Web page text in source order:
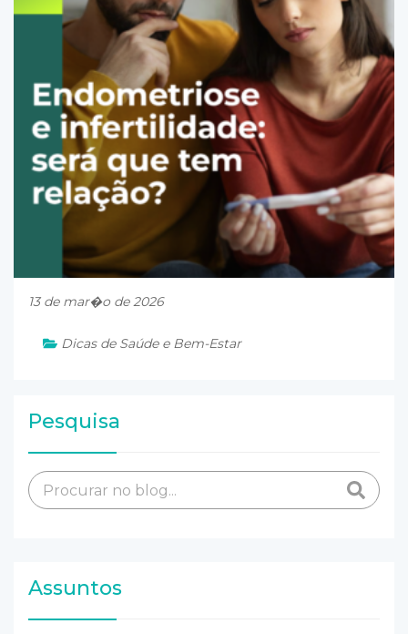
13 de mar�o de 2026
Dicas de Saúde e Bem-Estar
Pesquisa
Assuntos